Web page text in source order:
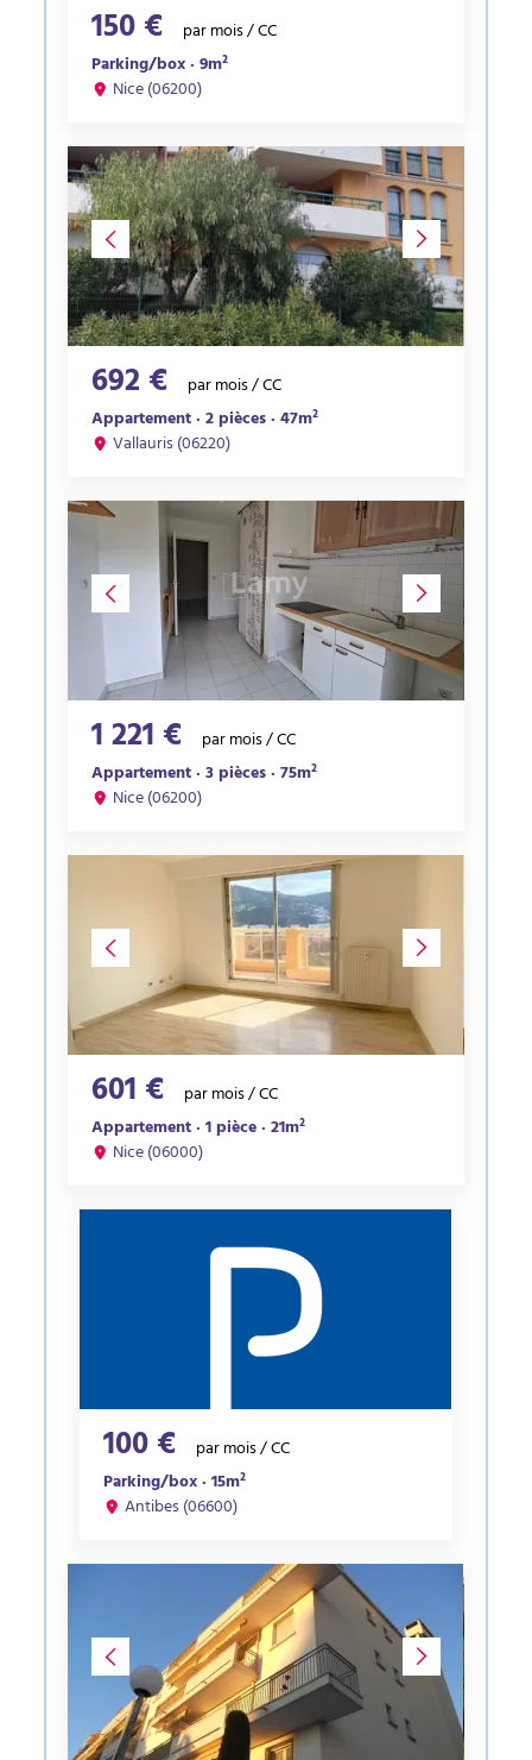
150 €
par mois / CC
Parking/box · 9m²
Nice (06200)
692 €
par mois / CC
Appartement · 2 pièces · 47m²
Vallauris (06220)
1 221 €
par mois / CC
Appartement · 3 pièces · 75m²
Nice (06200)
601 €
par mois / CC
Appartement · 1 pièce · 21m²
Nice (06000)
100 €
par mois / CC
Parking/box · 15m²
Antibes (06600)